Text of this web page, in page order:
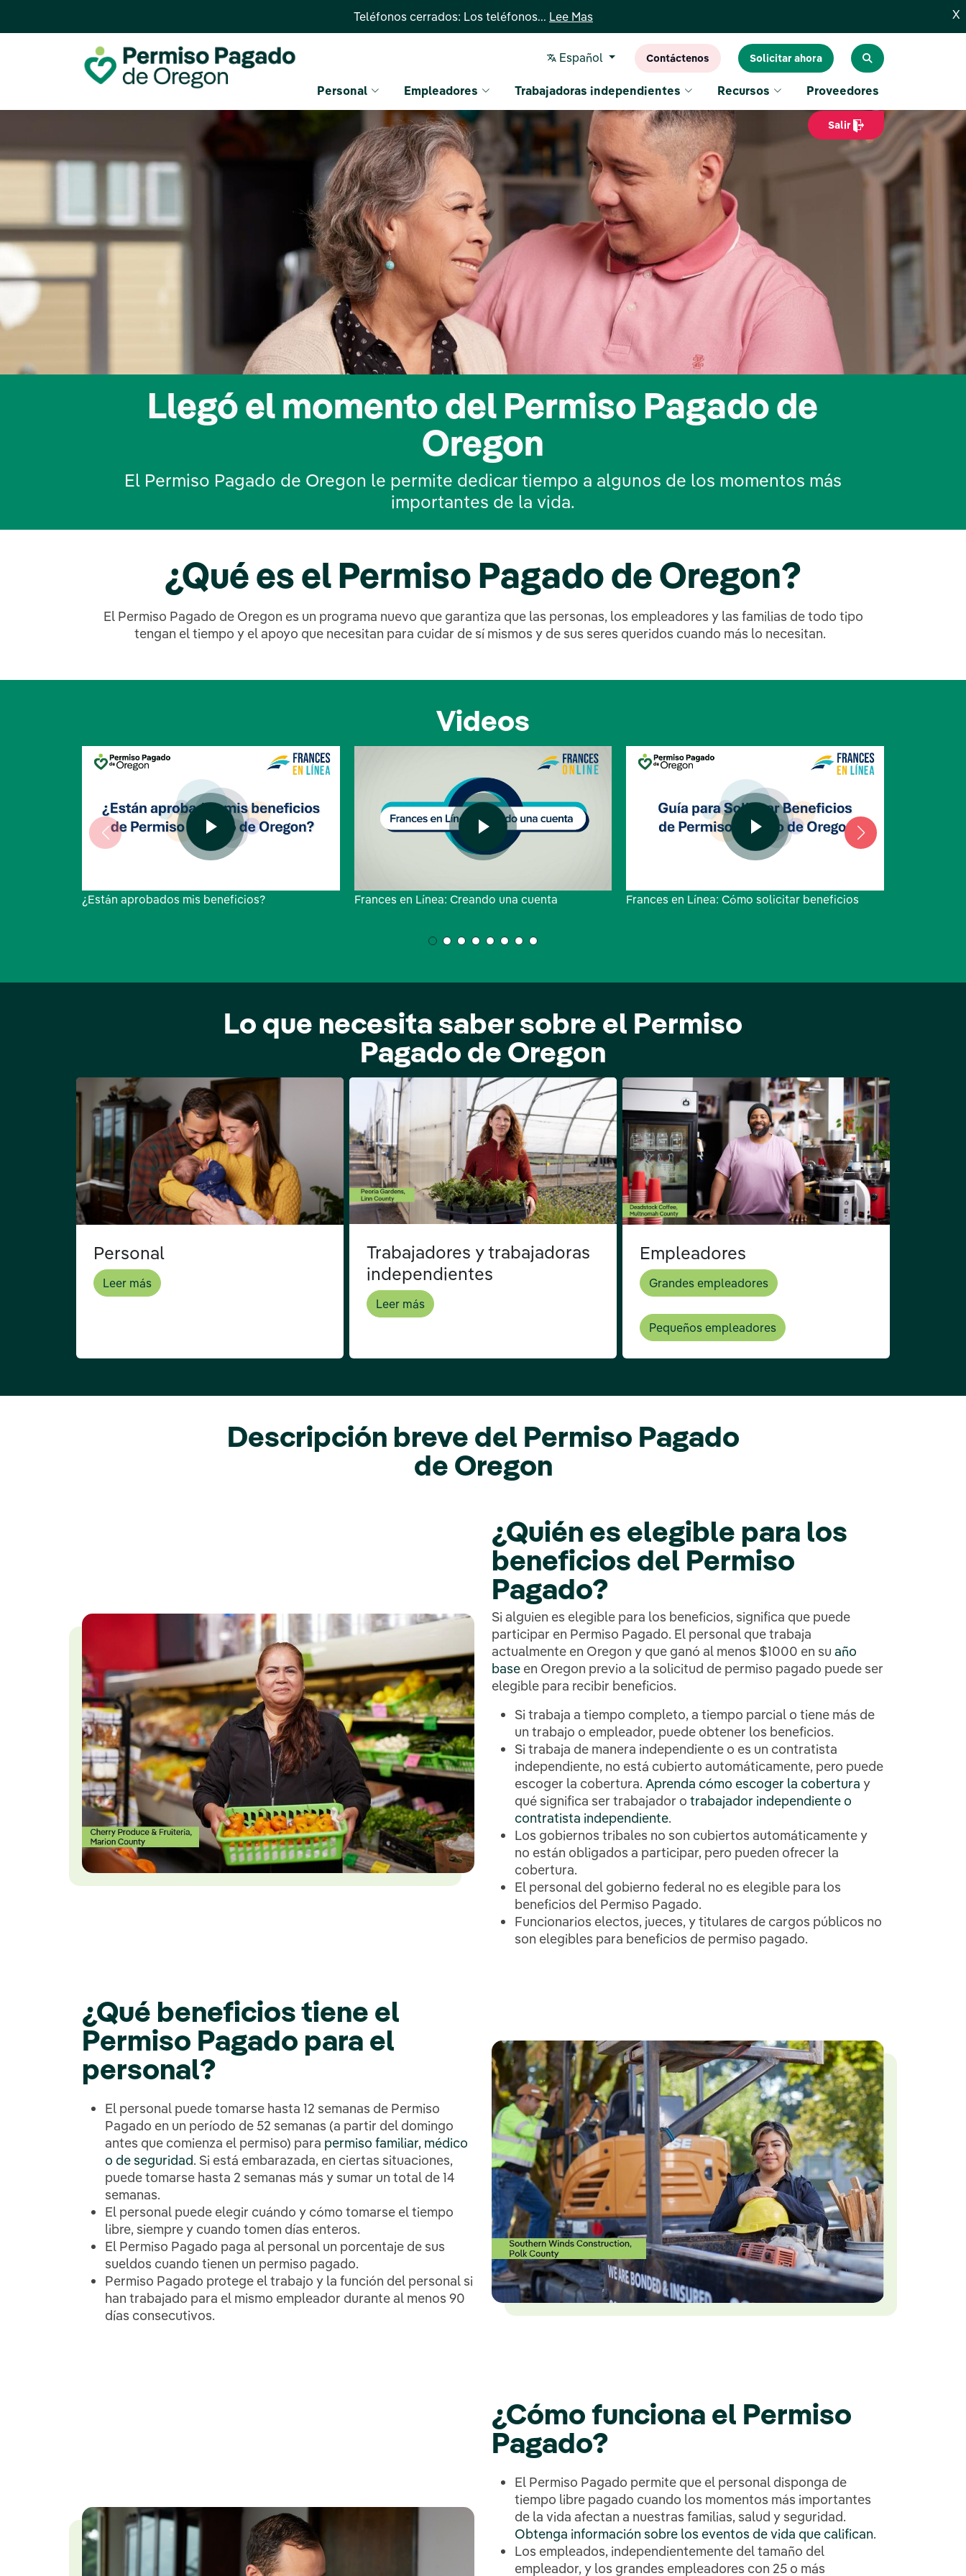
Teléfonos cerrados: Los teléfonos... Lee Mas X
Español Contáctenos Solicitar ahora
Personal Empleadores Trabajadoras independientes Recursos Proveedores
Salir
Llegó el momento del Permiso Pagado de
Oregon
El Permiso Pagado de Oregon le permite dedicar tiempo a algunos de los momentos más
importantes de la vida.
¿Qué es el Permiso Pagado de Oregon?
El Permiso Pagado de Oregon es un programa nuevo que garantiza que las personas, los empleadores y las familias de todo tipo
tengan el tiempo y el apoyo que necesitan para cuidar de sí mismos y de sus seres queridos cuando más lo necesitan.
Videos
¿Están aprobados mis beneficios? Frances en Línea: Creando una cuenta Frances en Línea: Cómo solicitar beneficios
Lo que necesita saber sobre el Permiso
Pagado de Oregon
Personal
Leer más
Trabajadores y trabajadoras
independientes
Leer más
Empleadores
Grandes empleadores
Pequeños empleadores
Descripción breve del Permiso Pagado
de Oregon
¿Quién es elegible para los
beneficios del Permiso
Pagado?
Si alguien es elegible para los beneficios, significa que puede
participar en Permiso Pagado. El personal que trabaja
actualmente en Oregon y que ganó al menos $1000 en su año
base en Oregon previo a la solicitud de permiso pagado puede ser
elegible para recibir beneficios.
Si trabaja a tiempo completo, a tiempo parcial o tiene más de
un trabajo o empleador, puede obtener los beneficios.
Si trabaja de manera independiente o es un contratista
independiente, no está cubierto automáticamente, pero puede
escoger la cobertura. Aprenda cómo escoger la cobertura y
qué significa ser trabajador o trabajador independiente o
contratista independiente.
Los gobiernos tribales no son cubiertos automáticamente y
no están obligados a participar, pero pueden ofrecer la
cobertura.
El personal del gobierno federal no es elegible para los
beneficios del Permiso Pagado.
Funcionarios electos, jueces, y titulares de cargos públicos no
son elegibles para beneficios de permiso pagado.
¿Qué beneficios tiene el
Permiso Pagado para el
personal?
El personal puede tomarse hasta 12 semanas de Permiso
Pagado en un período de 52 semanas (a partir del domingo
antes que comienza el permiso) para permiso familiar, médico
o de seguridad. Si está embarazada, en ciertas situaciones,
puede tomarse hasta 2 semanas más y sumar un total de 14
semanas.
El personal puede elegir cuándo y cómo tomarse el tiempo
libre, siempre y cuando tomen días enteros.
El Permiso Pagado paga al personal un porcentaje de sus
sueldos cuando tienen un permiso pagado.
Permiso Pagado protege el trabajo y la función del personal si
han trabajado para el mismo empleador durante al menos 90
días consecutivos.
¿Cómo funciona el Permiso
Pagado?
El Permiso Pagado permite que el personal disponga de
tiempo libre pagado cuando los momentos más importantes
de la vida afectan a nuestras familias, salud y seguridad.
Obtenga información sobre los eventos de vida que califican.
Los empleados, independientemente del tamaño del
empleador, y los grandes empleadores con 25 o más